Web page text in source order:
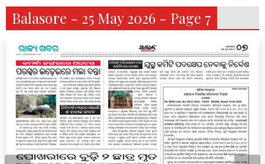
Balasore - 25 May 2026 - Page 7